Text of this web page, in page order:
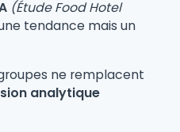
(Étude Food Hotel
tendance mais un
ne remplacent
analytique